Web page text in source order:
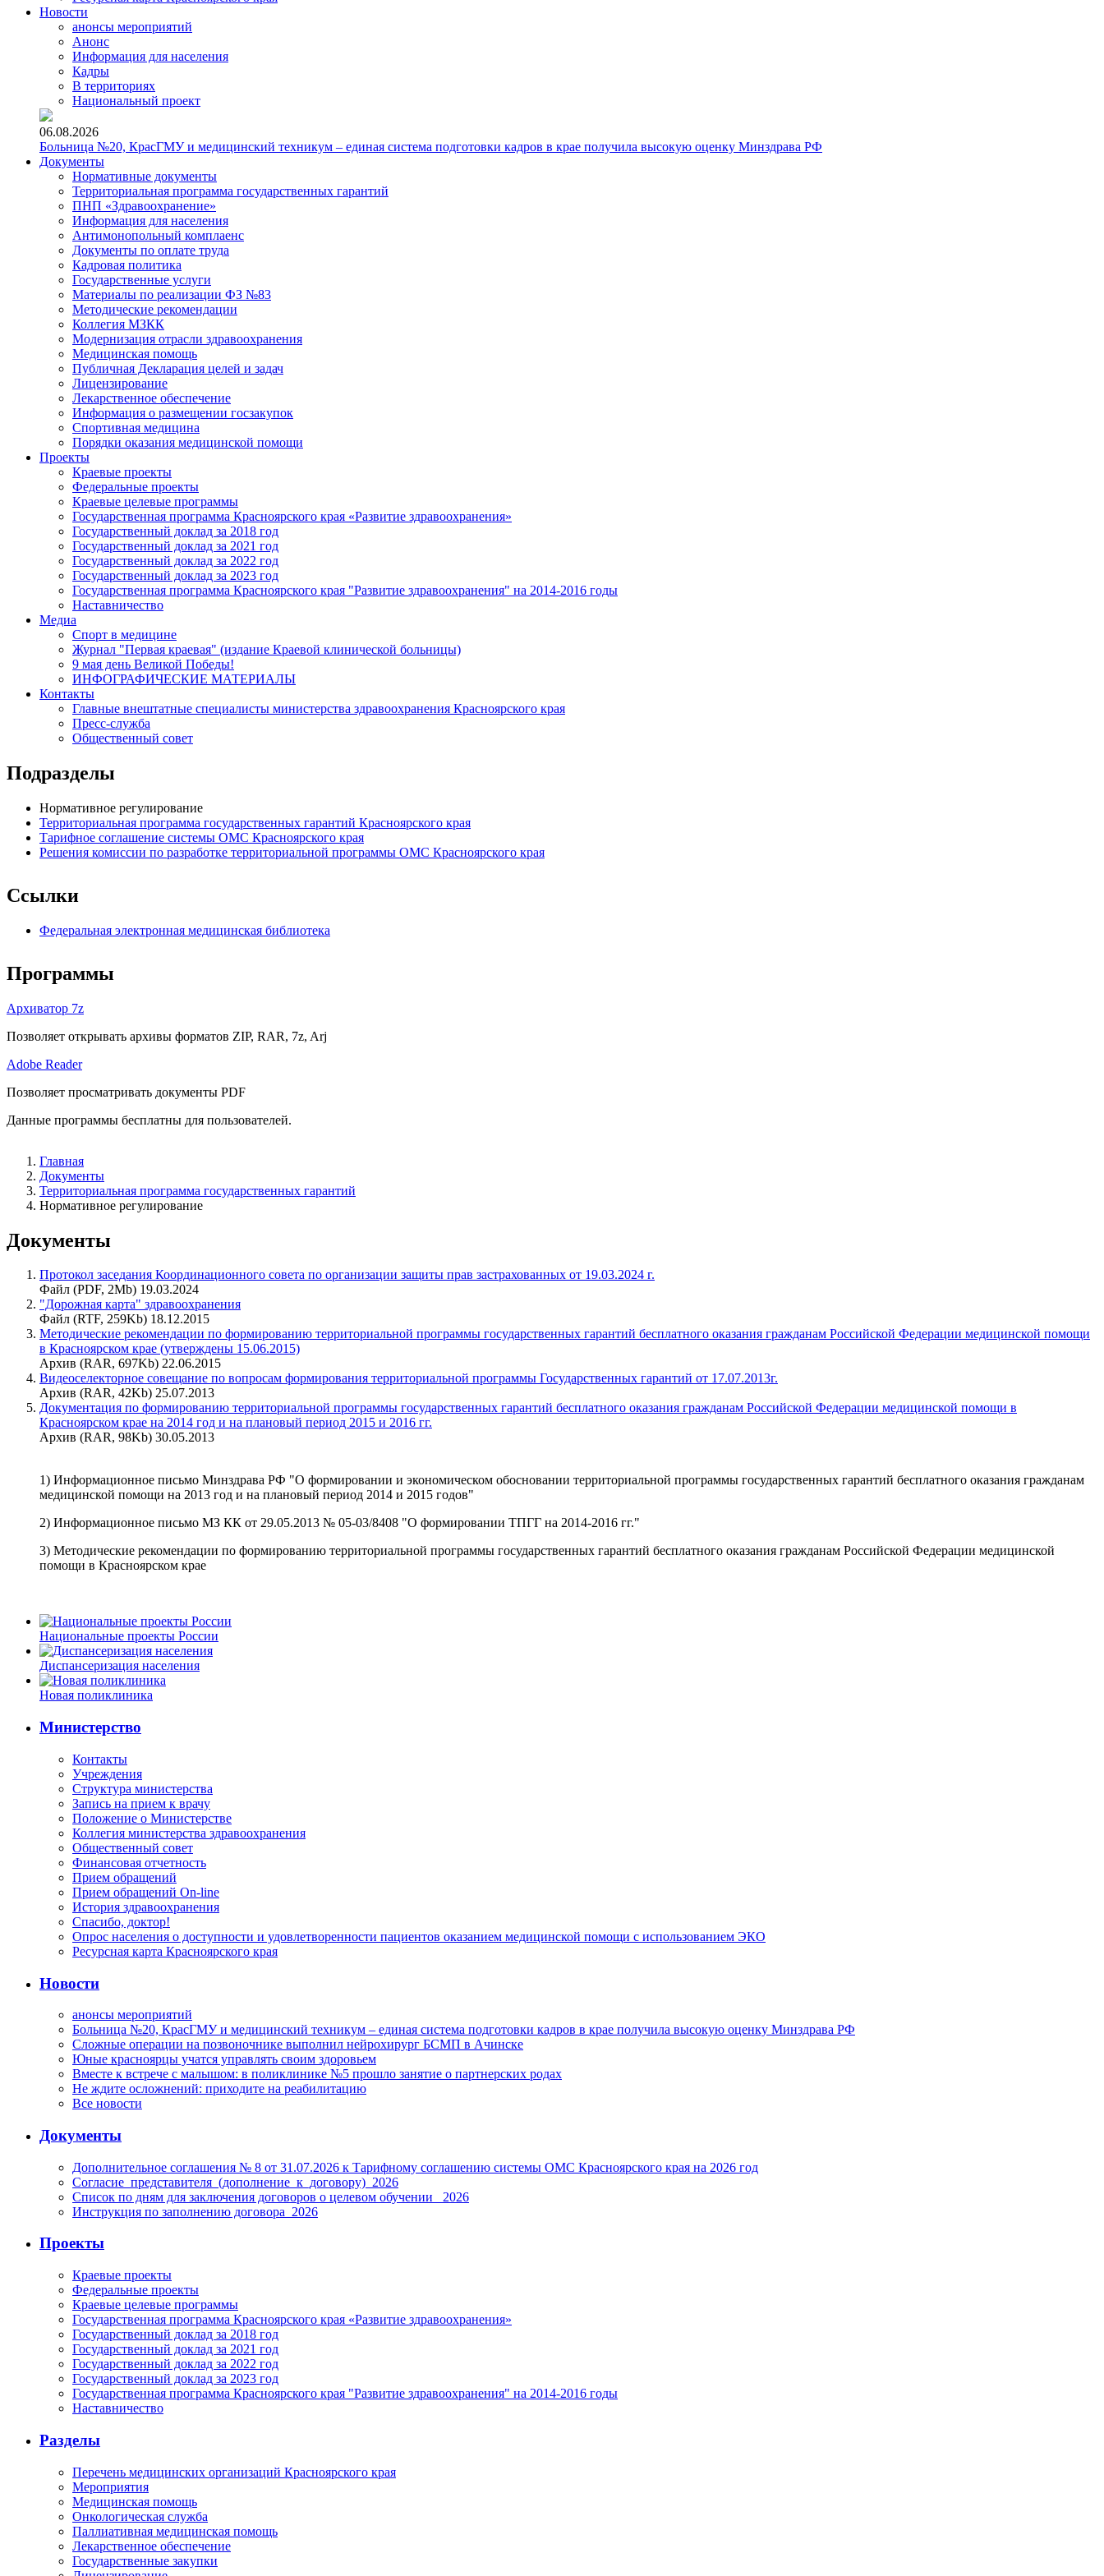
Новости
анонсы мероприятий
Анонс
Информация для населения
Кадры
В территориях
Национальный проект
06.08.2026
Больница №20, КрасГМУ и медицинский техникум – единая система подготовки кадров в крае получила высокую оценку Минздрава РФ
Документы
Нормативные документы
Территориальная программа государственных гарантий
ПНП «Здравоохранение»
Информация для населения
Антимонопольный комплаенс
Документы по оплате труда
Кадровая политика
Государственные услуги
Материалы по реализации ФЗ №83
Методические рекомендации
Коллегия МЗКК
Модернизация отрасли здравоохранения
Медицинская помощь
Публичная Декларация целей и задач
Лицензирование
Лекарственное обеспечение
Информация о размещении госзакупок
Спортивная медицина
Порядки оказания медицинской помощи
Проекты
Краевые проекты
Федеральные проекты
Краевые целевые программы
Государственная программа Красноярского края «Развитие здравоохранения»
Государственный доклад за 2018 год
Государственный доклад за 2021 год
Государственный доклад за 2022 год
Государственный доклад за 2023 год
Государственная программа Красноярского края "Развитие здравоохранения" на 2014-2016 годы
Наставничество
Медиа
Спорт в медицине
Журнал "Первая краевая" (издание Краевой клинической больницы)
9 мая день Великой Победы!
ИНФОГРАФИЧЕСКИЕ МАТЕРИАЛЫ
Контакты
Главные внештатные специалисты министерства здравоохранения Красноярского края
Пресс-служба
Общественный совет
Подразделы
Нормативное регулирование
Территориальная программа государственных гарантий Красноярского края
Тарифное соглашение системы ОМС Красноярского края
Решения комиссии по разработке территориальной программы ОМС Красноярского края
Ссылки
Федеральная электронная медицинская библиотека
Программы
Архиватор 7z
Позволяет открывать архивы форматов ZIP, RAR, 7z, Arj
Adobe Reader
Позволяет просматривать документы PDF
Данные программы бесплатны для пользователей.
Главная
Документы
Территориальная программа государственных гарантий
Нормативное регулирование
Документы
Протокол заседания Координационного совета по организации защиты прав застрахованных от 19.03.2024 г.
Файл (PDF, 2Mb) 19.03.2024
"Дорожная карта" здравоохранения
Файл (RTF, 259Kb) 18.12.2015
Методические рекомендации по формированию территориальной программы государственных гарантий бесплатного оказания гражданам Российской Федерации медицинской помощи
в Красноярском крае (утверждены 15.06.2015)
Архив (RAR, 697Kb) 22.06.2015
Видеоселекторное совещание по вопросам формирования территориальной программы Государственных гарантий от 17.07.2013г.
Архив (RAR, 42Kb) 25.07.2013
Документация по формированию территориальной программы государственных гарантий бесплатного оказания гражданам Российской Федерации медицинской помощи в
Красноярском крае на 2014 год и на плановый период 2015 и 2016 гг.
Архив (RAR, 98Kb) 30.05.2013
1) Информационное письмо Минздрава РФ "О формировании и экономическом обосновании территориальной программы государственных гарантий бесплатного оказания гражданам
медицинской помощи на 2013 год и на плановый период 2014 и 2015 годов"
2) Информационное письмо МЗ КК от 29.05.2013 № 05-03/8408 "О формировании ТПГГ на 2014-2016 гг."
3) Методические рекомендации по формированию территориальной программы государственных гарантий бесплатного оказания гражданам Российской Федерации медицинской
помощи в Красноярском крае
Национальные проекты России
Диспансеризация населения
Новая поликлиника
Министерство
Контакты
Учреждения
Структура министерства
Запись на прием к врачу
Положение о Министерстве
Коллегия министерства здравоохранения
Общественный совет
Финансовая отчетность
Прием обращений
Прием обращений On-line
История здравоохранения
Спасибо, доктор!
Опрос населения о доступности и удовлетворенности пациентов оказанием медицинской помощи с использованием ЭКО
Ресурсная карта Красноярского края
Новости
анонсы мероприятий
Больница №20, КрасГМУ и медицинский техникум – единая система подготовки кадров в крае получила высокую оценку Минздрава РФ
Сложные операции на позвоночнике выполнил нейрохирург БСМП в Ачинске
Юные красноярцы учатся управлять своим здоровьем
Вместе к встрече с малышом: в поликлинике №5 прошло занятие о партнерских родах
Не ждите осложнений: приходите на реабилитацию
Все новости
Документы
Дополнительное соглашения № 8 от 31.07.2026 к Тарифному соглашению системы ОМС Красноярского края на 2026 год
Согласие_представителя_(дополнение_к_договору)_2026
Список по дням для заключения договоров о целевом обучении_ 2026
Инструкция по заполнению договора_2026
Проекты
Краевые проекты
Федеральные проекты
Краевые целевые программы
Государственная программа Красноярского края «Развитие здравоохранения»
Государственный доклад за 2018 год
Государственный доклад за 2021 год
Государственный доклад за 2022 год
Государственный доклад за 2023 год
Государственная программа Красноярского края "Развитие здравоохранения" на 2014-2016 годы
Наставничество
Разделы
Перечень медицинских организаций Красноярского края
Мероприятия
Медицинская помощь
Онкологическая служба
Паллиативная медицинская помощь
Лекарственное обеспечение
Государственные закупки